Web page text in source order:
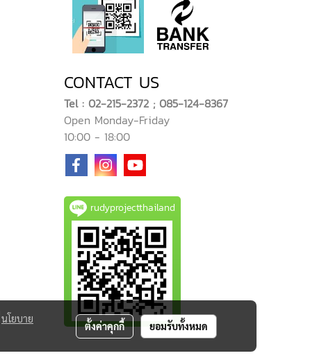
CONTACT US
Tel : 02-215-2372 ; 085-124-8367
Open Monday-Friday
10:00 - 18:00
rudyprojectthailand
นโยบาย
ตั้งค่าคุกกี้ ยอมรับทั้งหมด